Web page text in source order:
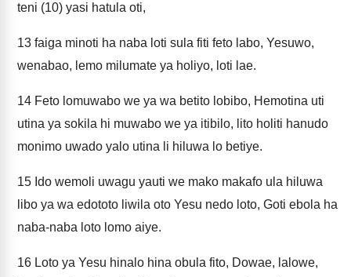
teni (10) yasi hatula oti,
13 faiga minoti ha naba loti sula fiti feto labo, Yesuwo,
wenabao, lemo milumate ya holiyo, loti lae.
14 Feto lomuwabo we ya wa betito lobibo, Hemotina uti
utina ya sokila hi muwabo we ya itibilo, lito holiti hanudo
monimo uwado yalo utina li hiluwa lo betiye.
15 Ido wemoli uwagu yauti we mako makafo ula hiluwa
libo ya wa edototo liwila oto Yesu nedo loto, Goti ebola ha
naba-naba loto lomo aiye.
16 Loto ya Yesu hinalo hina obula fito, Dowae, lalowe,